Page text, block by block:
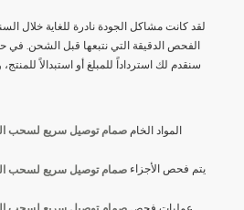
لقد كانت مشاكل الجودة نادرة للغاية خلال
الفحص الدقيقة التي نتبعها قبل الشحن.
سنقدم لك استرداداً للمبلغ أو استبدالاً
المواد الخام
يتم فحص الأجزاء